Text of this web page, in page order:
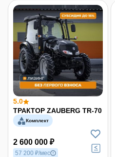
5.0
ТРАКТОР ZAUBERG TR-70
Комплект
2 600 000 ₽
57 200 ₽/мес